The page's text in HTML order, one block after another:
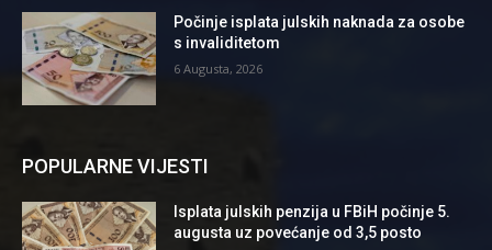
Počinje isplata julskih naknada za osobe
s invaliditetom
6 Augusta, 2026
POPULARNE VIJESTI
Isplata julskih penzija u FBiH počinje 5.
augusta uz povećanje od 3,5 posto